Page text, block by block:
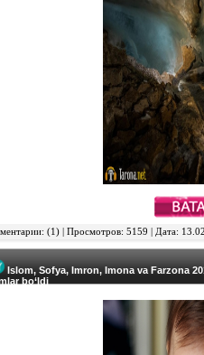
(1) | Просмотров: 5159 | Дата:
Islom, Sofya, Imron, Imona va Farzona
bo‘ldi